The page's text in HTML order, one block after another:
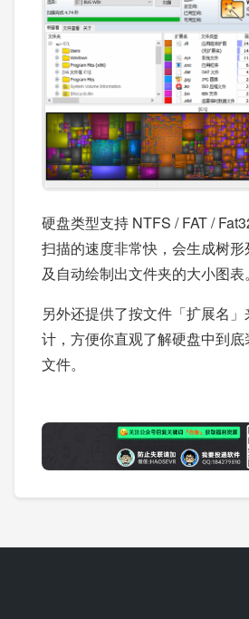
硬盘类型支持 NTFS / FAT /
扫描的速度非常快，会生成树
及自动绘制出文件夹的大小图表。
另外还提供了按文件「扩展名
计，方便你直观了解硬盘中到
文件。